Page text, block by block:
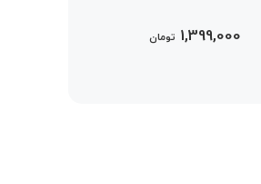
1,399,000 تومان